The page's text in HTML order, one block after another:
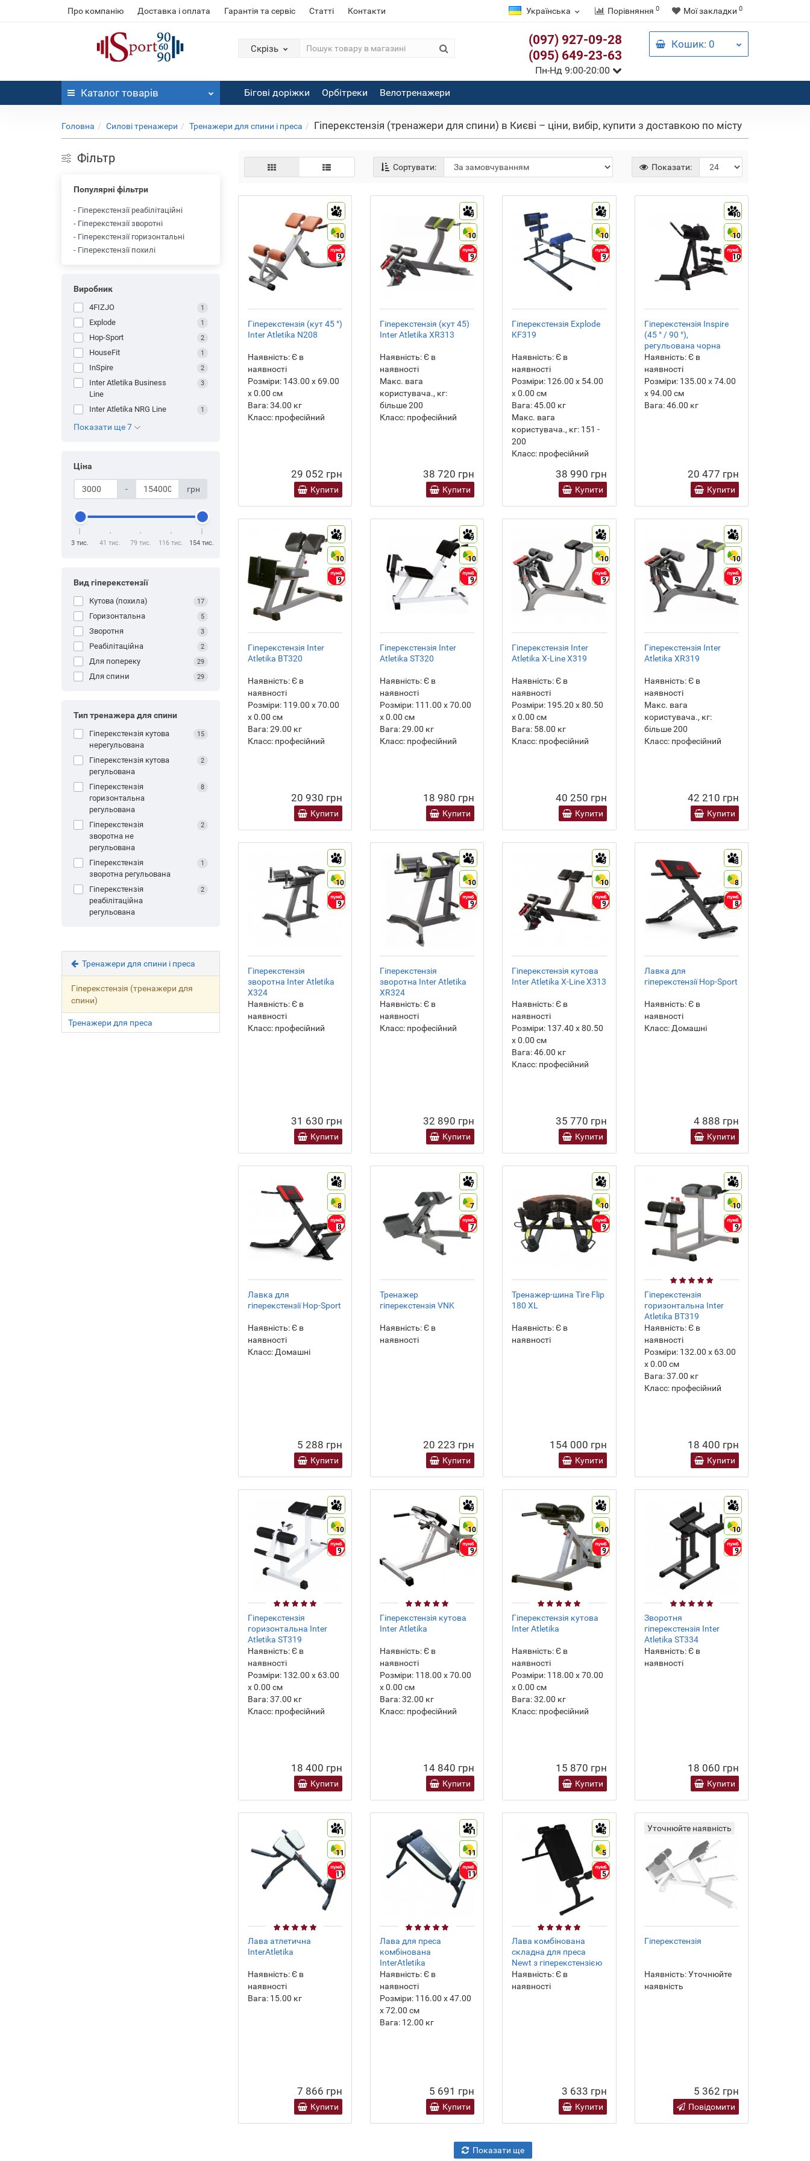
Про компанію Доставка і оплата Гарантія та сервіс Статті Контакти Українська Порівняння 0 Мої закладки 0
Скрізь
(097) 927-09-28
(095) 649-23-63
Пн-Нд 9:00-20:00
Кошик: 0
Каталог товарів Бігові доріжки Орбітреки Велотренажери
Головна Силові тренажери Тренажери для спини і преса Гіперекстензія (тренажери для спини) в Києві – ціни, вибір, купити з доставкою по місту
Фільтр
Популярні фільтри
- Гіперекстензії реабілітаційні
- Гіперекстензії зворотні
- Гіперекстензії горизонтальні
- Гіперекстензії похилі
Виробник
4FIZJO 1
Explode 1
Hop-Sport 2
HouseFit 1
InSpire 2
Inter Atletika Business
Line
3
Inter Atletika NRG Line 1
Показати ще 7
Ціна
- грн
3 тис. 41 тис. 79 тис. 116 тис. 154 тис.
Вид гіперекстензії
Кутова (похила) 17
Горизонтальна 5
Зворотня 3
Реабілітаційна 2
Для попереку 29
Для спини 29
Тип тренажера для спини
Гіперекстензія кутова
нерегульована
15
Гіперекстензія кутова
регульована
2
Гіперекстензія
горизонтальна
регульована
8
Гіперекстензія
зворотна не
регульована
2
Гіперекстензія
зворотна регульована
1
Гіперекстензія
реабілітаційна
регульована
2
Тренажери для спини і преса
Гіперекстензія (тренажери для
спини)
Тренажери для преса
Сортувати: Показати:
9
10
9
Гіперекстензія (кут 45 °)
Inter Atletika N208
Наявність:Є в
наявності
Розміри:143.00 х 69.00
х 0.00 см
Вага: 34.00 кг
Класс:професійний
29 052 грн
Купити
9
10
9
Гіперекстензія (кут 45)
Inter Atletika XR313
Наявність:Є в
наявності
Макс. вага
користувача., кг:
більше 200
Класс:професійний
38 720 грн
Купити
9
10
9
Гіперекстензія Explode
KF319
Наявність:Є в
наявності
Розміри: 126.00 х 54.00
х 0.00 см
Вага: 45.00 кг
Макс. вага
користувача., кг: 151 -
200
Класс: професійний
38 990 грн
Купити
10
10
10
Гіперекстензія Inspire
(45 ° / 90 °),
регульована чорна
Наявність:Є в
наявності
Розміри:135.00 х 74.00
х 94.00 см
Вага: 46.00 кг
20 477 грн
Купити
9
10
9
Гіперекстензія Inter
Atletika BT320
Наявність:Є в
наявності
Розміри:119.00 х 70.00
х 0.00 см
Вага: 29.00 кг
Класс:професійний
20 930 грн
Купити
9
10
9
Гіперекстензія Inter
Atletika ST320
Наявність:Є в
наявності
Розміри:111.00 х 70.00
х 0.00 см
Вага:29.00 кг
Класс:професійний
18 980 грн
Купити
9
10
9
Гіперекстензія Inter
Atletika X-Line X319
Наявність:Є в
наявності
Розміри: 195.20 х 80.50
х 0.00 см
Вага: 58.00 кг
Класс: професійний
40 250 грн
Купити
9
10
9
Гіперекстензія Inter
Atletika XR319
Наявність:Є в
наявності
Макс. вага
користувача., кг:
більше 200
Класс:професійний
42 210 грн
Купити
9
10
9
Гіперекстензія
зворотна Inter Atletika
X324
Наявність:Є в
наявності
Класс:професійний
31 630 грн
Купити
9
10
9
Гіперекстензія
зворотна Inter Atletika
XR324
Наявність:Є в
наявності
Класс:професійний
32 890 грн
Купити
9
10
9
Гіперекстензія кутова
Inter Atletika X-Line X313
Наявність:Є в
наявності
Розміри: 137.40 х 80.50
х 0.00 см
Вага: 46.00 кг
Класс: професійний
35 770 грн
Купити
8
8
8
Лавка для
гіперекстензії Hop-Sport
Наявність:Є в
наявності
Класс:Домашні
4 888 грн
Купити
8
8
8
Лавка для
гіперекстензії Hop-Sport
Наявність:Є в
наявності
Класс:Домашні
5 288 грн
Купити
7
7
7
Тренажер
гіперекстензія VNK
Наявність:Є в
наявності
20 223 грн
Купити
9
10
9
Тренажер-шина Tire Flip
180 XL
Наявність:Є в
наявності
154 000 грн
Купити
9
10
9
Гіперекстензія
горизонтальна Inter
Atletika BT319
Наявність:Є в
наявності
Розміри:132.00 х 63.00
х 0.00 см
Вага: 37.00 кг
Класс:професійний
18 400 грн
Купити
9
10
9
Гіперекстензія
горизонтальна Inter
Atletika ST319
Наявність:Є в
наявності
Розміри:132.00 х 63.00
х 0.00 см
Вага: 37.00 кг
Класс:професійний
18 400 грн
Купити
9
10
9
Гіперекстензія кутова
Inter Atletika
Наявність:Є в
наявності
Розміри:118.00 х 70.00
х 0.00 см
Вага:32.00 кг
Класс:професійний
14 840 грн
Купити
9
10
9
Гіперекстензія кутова
Inter Atletika
Наявність:Є в
наявності
Розміри: 118.00 х 70.00
х 0.00 см
Вага: 32.00 кг
Класс: професійний
15 870 грн
Купити
9
10
9
Зворотня
гіперекстензія Inter
Atletika ST334
Наявність:Є в
наявності
18 060 грн
Купити
11
11
11
Лава атлетична
InterAtletika
Наявність:Є в
наявності
Вага: 15.00 кг
7 866 грн
Купити
11
11
11
Лава для преса
комбінована
InterAtletika
Наявність:Є в
наявності
Розміри:116.00 х 47.00
х 72.00 см
Вага: 12.00 кг
5 691 грн
Купити
5
5
5
Лава комбінована
складна для преса
Newt з гіперекстензією
Наявність:Є в
наявності
3 633 грн
Купити
Уточнюйте наявність
Гіперекстензія
Наявність:Уточнюйте
наявність
5 362 грн
Повідомити
Показати ще